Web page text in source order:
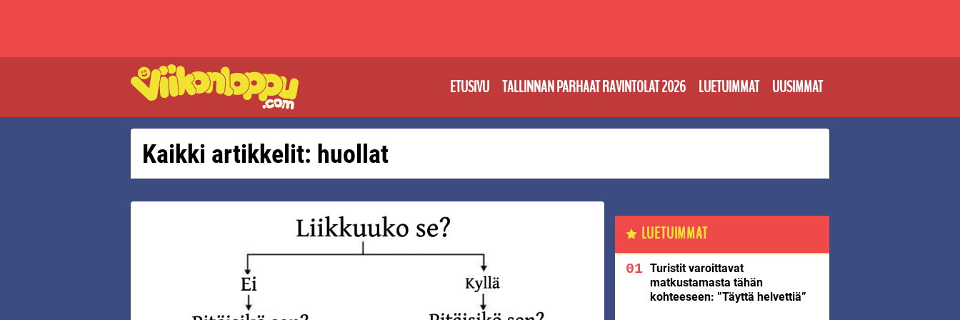
ETUSIVU TALLINNAN PARHAAT RAVINTOLAT 2026 LUETUIMMAT UUSIMMAT
Kaikki artikkelit: huollat
LUETUIMMAT
Turistit varoittavat
matkustamasta tähän
kohteeseen: ”Täyttä helvettiä”